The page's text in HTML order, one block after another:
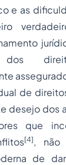
e as
dos
de
desejo dos
que
[4], não
de